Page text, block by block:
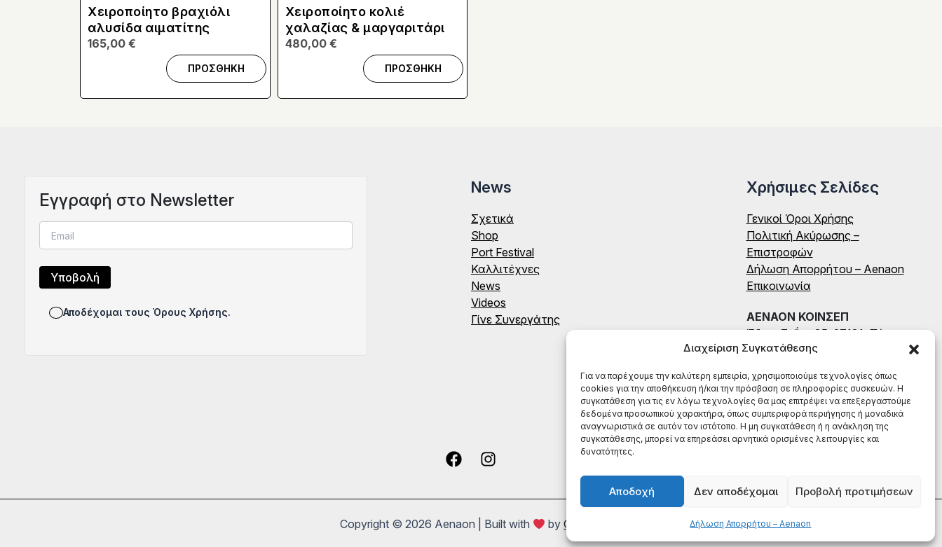
Διαχείριση Συγκατάθεσης
Για να παρέχουμε την καλύτερη εμπειρία, χρησιμοποιούμε τεχνολογίες όπως
cookies για την αποθήκευση ή/και την πρόσβαση σε πληροφορίες συσκευών. Η
συγκατάθεση για τις εν λόγω τεχνολογίες θα μας επιτρέψει να επεξεργαστούμε
δεδομένα προσωπικού χαρακτήρα, όπως συμπεριφορά περιήγησης ή μοναδικά
αναγνωριστικά σε αυτόν τον ιστότοπο. Η μη συγκατάθεση ή η ανάκληση της
συγκατάθεσης, μπορεί να επηρεάσει αρνητικά ορισμένες λειτουργίες και
δυνατότητες.
Αποδοχή Δεν αποδέχομαι Προβολή προτιμήσεων
Δήλωση Απορρήτου – Aenaon
Χειροποίητο βραχιόλι
αλυσίδα αιματίτης
165,00 €
ΠΡΟΣΘΗΚΗ
Χειροποίητο κολιέ
χαλαζίας & μαργαριτάρι
480,00 €
ΠΡΟΣΘΗΚΗ
Eγγραφή στο Newsletter
Αποδέχομαι τους Όρους Χρήσης.
News
Σχετικά
Shop
Port Festival
Καλλιτέχνες
News
Videos
Γίνε Συνεργάτης
Χρήσιμες Σελίδες
Γενικοί Όροι Χρήσης
Πολιτική Ακύρωσης –
Επιστροφών
Δήλωση Απορρήτου – Aenaon
Επικοινωνία
ΑΕΝΑΟΝ ΚΟΙΝΣΕΠ
Έδρα: Ζαΐμη 35, 27131, Πύργος
Ηλείας
ΤΗΛ: (+30) 698 199 8604
Copyright © 2026 Aenaon | Built with byOnymia